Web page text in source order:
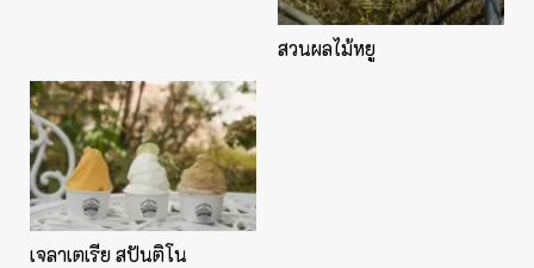
สวนผลไม้หยู
เจลาเตเรีย สปันติโน